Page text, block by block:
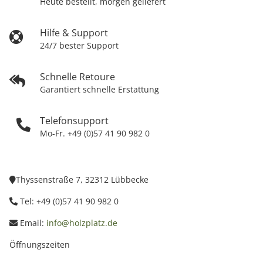
Hilfe & Support
24/7 bester Support
Schnelle Retoure
Garantiert schnelle Erstattung
Telefonsupport
Mo-Fr. +49 (0)57 41 90 982 0
Thyssenstraße 7, 32312 Lübbecke
Tel: +49 (0)57 41 90 982 0
Email: info@holzplatz.de
Öffnungszeiten